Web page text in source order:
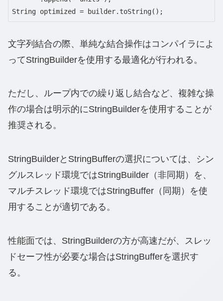
String optimized = builder.toString();
文字列結合の際、単純な結合操作はコンパイラによ
ってStringBuilderを使用する最適化が行われる。
ただし、ループ内での繰り返し結合など、複雑な操
作の場合は明示的にStringBuilderを使用することが
推奨される。
StringBuilderとStringBufferの選択については、シン
グルスレッド環境ではStringBuilder（非同期）を、
マルチスレッド環境ではStringBuffer（同期）を使
用することが適切である。
性能面では、StringBuilderの方が高速だが、スレッ
ドセーフ性が必要な場合はStringBufferを選択す
る。